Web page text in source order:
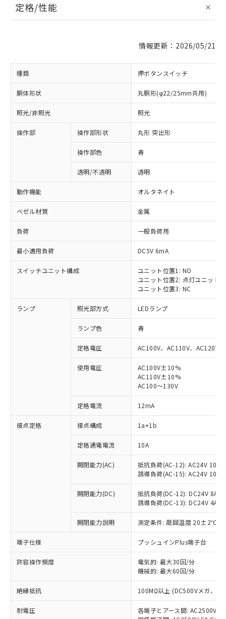
定格/性能
情報更新：2026/05/21
種類 押ボタンスイッチ
胴体形状 丸胴形(φ22/25mm共用)
照光/非照光 照光
操作部 操作部形状 丸形 突出形
操作部色 青
透明/不透明 透明
動作機能 オルタネイト
ベゼル材質 金属
負荷 一般負荷用
最小適用負荷 DC5V 6mA
スイッチユニット構成
ユニット位置1: NO
ユニット位置2: 点灯ユニット
ユニット位置3: NC
ランプ 照光部方式 LEDランプ
ランプ色 青
定格電圧 AC100V、AC110V、AC120V
使用電圧
AC100V±10%
AC110V±10%
AC100～130V
定格電流 12mA
接点定格 接点構成 1a+1b
定格通電電流 10A
開閉能力(AC)
抵抗負荷(AC-12): AC24V 10A/
誘導負荷(AC-15): AC24V
開閉能力(DC)
抵抗負荷(DC-12): DC24V 8A/
誘導負荷(DC-13): DC24V 4A/
開閉能力説明 測定条件: 周囲温度 20±2℃、
端子仕様 プッシュインPlus端子台
許容操作頻度
電気的: 最大30回/分
機械的: 最大60回/分
絶縁抵抗 100MΩ以上 (DC500Vメガ、点
耐電圧
各端子とアース間: AC2500V
ご利用条件
以下の条件をお読みいただき、同意のうえ
本サービスは、当社制御機器事業取扱
商品の当社在庫状況および標準価格
(税抜)を提供させていただくもので
当社制御機器事業取扱商品の中には、
本サービスの対象外となる商品もある
ことをご了承ください。
※1 対応状況
対応済み：EU RoHS指令（10物質）の
非含有に対応した製品が提供可能な商品で
対応予定：EU RoHS指令（10物質）の非含
有に対応した製品に切り替える予定のある
対応予定なし：EU RoHS指令（10物質）の
非含有に非対応の商品で、対応品を出す予
調査・確認中：EU RoHS指令（10物質）の
非含有の対応状況を調査中または確認中の
商品です。
非該当品：ライセンス料など無形物で、有
害物質有無と関係のない商品です。
仕入先様の事情により、非含有部品として
いたものが、含有品と判明した場合などや
「○」：最大均質材料含有率が中国RoHSの
「×」：最大均質材料含有率が中国RoHSの
基準値を超えていることを示します。
当社は、これら貴社製品のうち、外国